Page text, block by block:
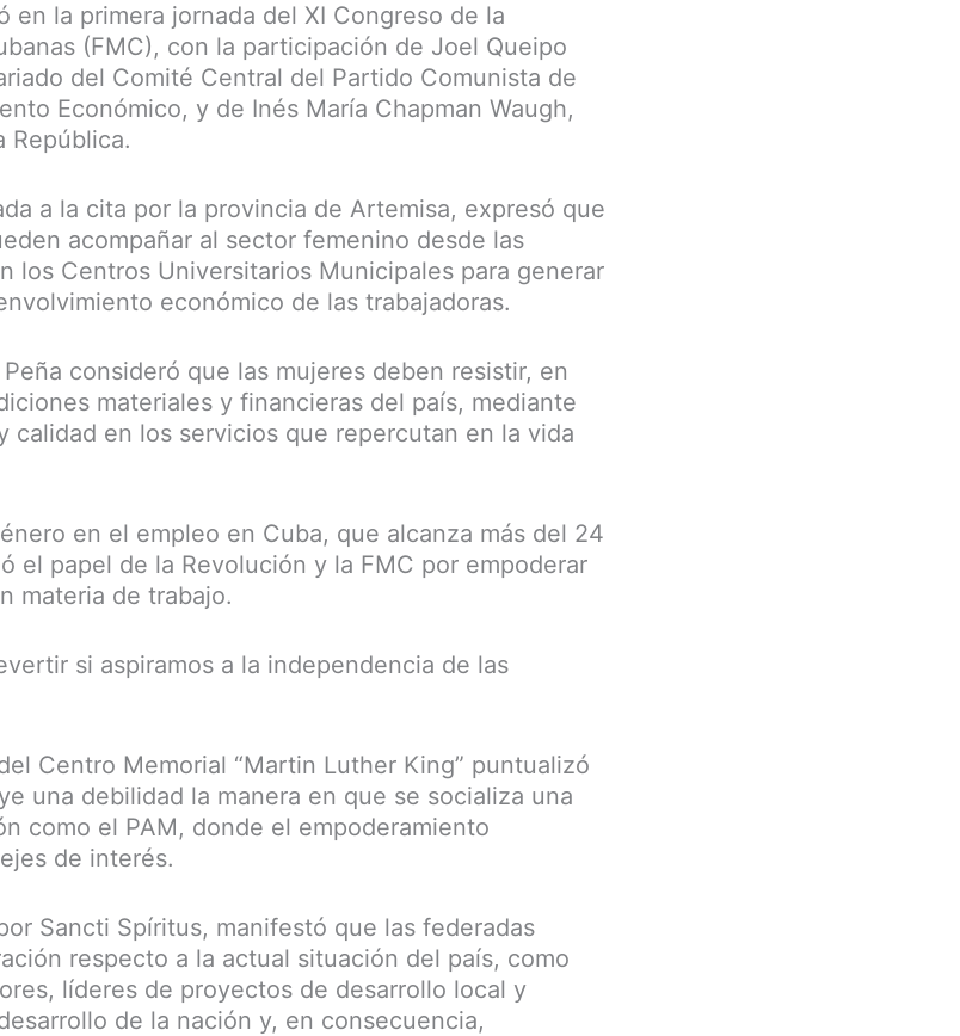
en la primera jornada del XI Congreso de la
(FMC), con la participación de Joel Queipo
del Comité Central del Partido Comunista de
Económico, y de Inés María Chapman Waugh,
República.
a la cita por la provincia de Artemisa, expresó que
acompañar al sector femenino desde las
los Centros Universitarios Municipales para generar
económico de las trabajadoras.
consideró que las mujeres deben resistir, en
materiales y financieras del país, mediante
calidad en los servicios que repercutan en la vida
en el empleo en Cuba, que alcanza más del 24
el papel de la Revolución y la FMC por empoderar
materia de trabajo.
si aspiramos a la independencia de las
Centro Memorial “Martin Luther King” puntualizó
una debilidad la manera en que se socializa una
como el PAM, donde el empoderamiento
de interés.
Sancti Spíritus, manifestó que las federadas
respecto a la actual situación del país, como
líderes de proyectos de desarrollo local y
de la nación y, en consecuencia,